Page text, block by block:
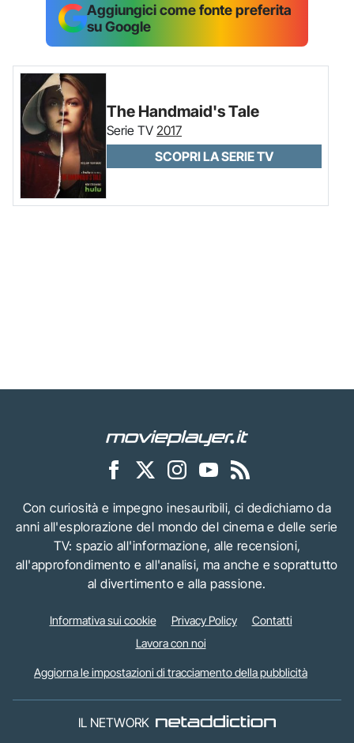
Aggiungici come fonte preferita
su Google
The Handmaid's Tale
Serie TV 2017
SCOPRI LA SERIE TV
Con curiosità e impegno inesauribili, ci dedichiamo da
anni all'esplorazione del mondo del cinema e delle serie
TV: spazio all'informazione, alle recensioni,
all'approfondimento e all'analisi, ma anche e soprattutto
al divertimento e alla passione.
Informativa sui cookie Privacy Policy
Contatti
Lavora con noi
Aggiorna le impostazioni di tracciamento della pubblicità
IL NETWORK